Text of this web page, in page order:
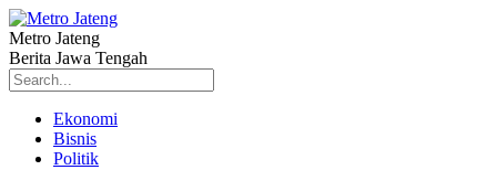
Metro Jateng
Berita Jawa Tengah
Ekonomi
Bisnis
Politik